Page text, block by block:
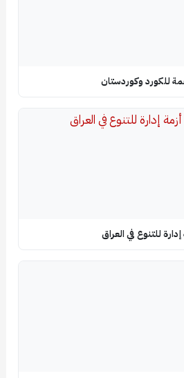
للكورد وكوردستان
للتنوع في العراق